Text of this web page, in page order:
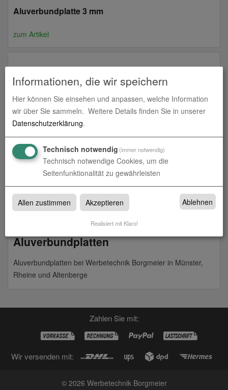
Aluverbundplatte 3 mm
zum Artikel
Aluverbundplatte 6 mm
Aluverbundplatten
Aluverbundplatten bei Werbetechnik Borgmeier in Münster,
Rheine und Altenberge
Zahlen Sie mit:
Wir versenden mit:
© 2026 Werbetechnik Borgmeier
Informationen, die wir speichern
Hier können Sie einsehen und anpassen, welche Information
wir über Sie sammeln. Weitere Details finden Sie in unserer
Datenschutzerklärung.
Technisch notwendig (immer notwendig)
Technisch notwendige Cookies, um die
Seitenfunktionalität zu gewährleisten
Allen zustimmen Akzeptieren Ablehnen
Realisiert mit Klaro!